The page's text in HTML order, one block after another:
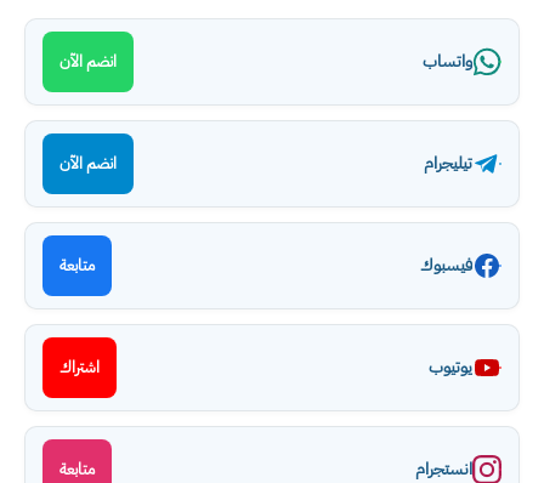
واتساب انضم الآن
تيليجرام انضم الآن
فيسبوك متابعة
يوتيوب اشتراك
انستجرام متابعة